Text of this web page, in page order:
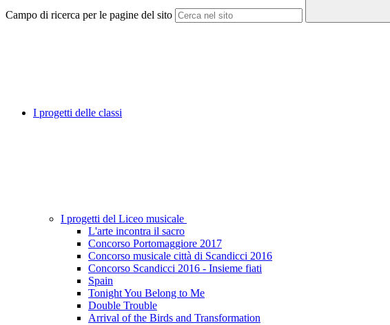
Campo di ricerca per le pagine del sito
I progetti delle classi
I progetti del Liceo musicale
L'arte incontra il sacro
Concorso Portomaggiore 2017
Concorso musicale città di Scandicci 2016
Concorso Scandicci 2016 - Insieme fiati
Spain
Tonight You Belong to Me
Double Trouble
Arrival of the Birds and Transformation